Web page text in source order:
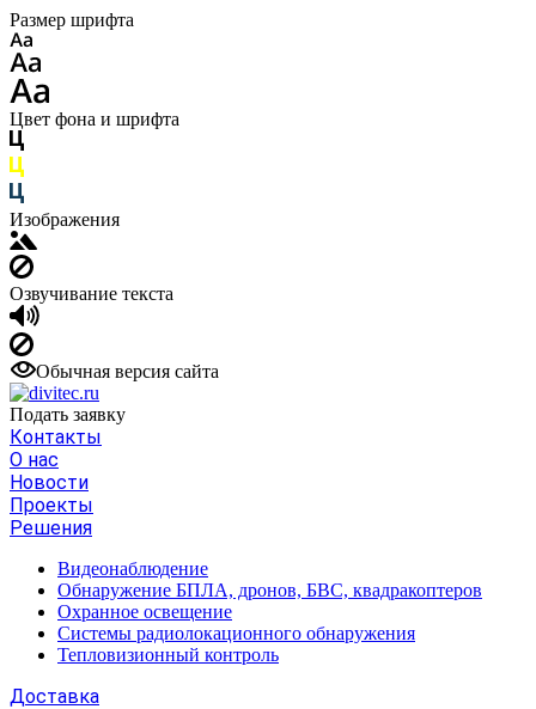
Размер шрифта
Цвет фона и шрифта
Изображения
Озвучивание текста
Обычная версия сайта
Подать заявку
Контакты
О нас
Новости
Проекты
Решения
Видеонаблюдение
Обнаружение БПЛА, дронов, БВС, квадракоптеров
Охранное освещение
Системы радиолокационного обнаружения
Тепловизионный контроль
Доставка